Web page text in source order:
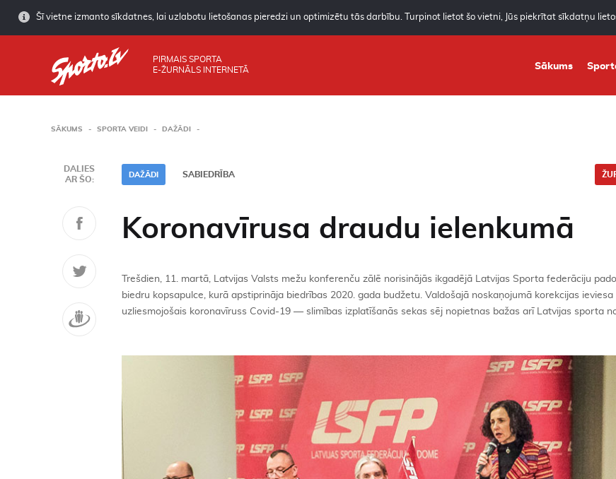
Šī vietne izmanto sīkdatnes, lai uzlabotu lietošanas pieredzi un optimizētu tās darbību. Turpinot lietot šo vietni, Jūs piekrītat sīkdatņu
PIRMAIS SPORTA
E-ŽURNĀLS INTERNETĀ
Sākums
SĀKUMS SPORTA VEIDI DAŽĀDI
DALIES
AR ŠO:
DAŽĀDI SABIEDRĪBA
Koronavīrusa draudu ielenkumā
Trešdien, 11. martā, Latvijas Valsts mežu konferenču zālē norisinājās ikgadējā Latvijas Sporta federāciju
biedru kopsapulce, kurā apstiprināja biedrības 2020. gada budžetu. Valdošajā noskaņojumā korekcijas ieviesa
uzliesmojošais koronavīruss Covid-19 — slimības izplatīšanās sekas sēj nopietnas bažas arī Latvijas sporta